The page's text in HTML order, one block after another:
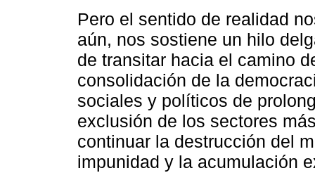
Pero el sentido de realidad
aún, nos sostiene un hilo
de transitar hacia el camino
consolidación de la
sociales y políticos de
exclusión de los sectores
continuar la destrucción del
impunidad y la acumulación